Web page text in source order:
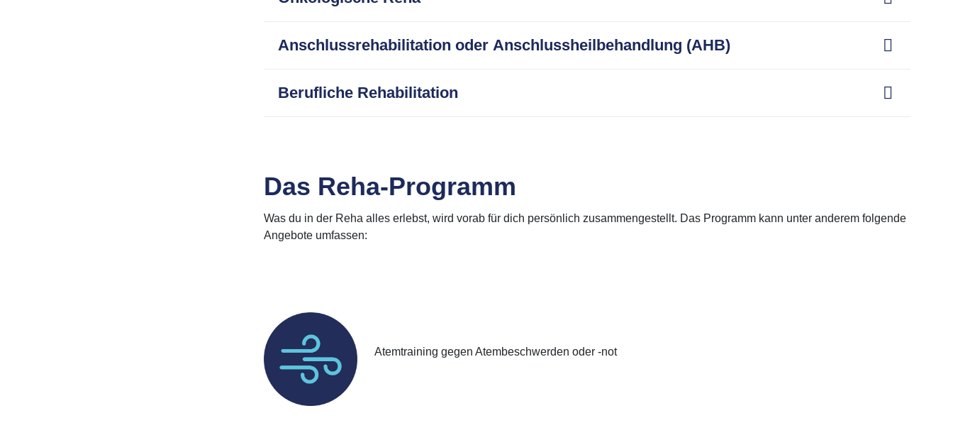
Anschlussrehabilitation oder Anschlussheilbehandlung (AHB)
Berufliche Rehabilitation
Das Reha-Programm
Was du in der Reha alles erlebst, wird vorab für dich persönlich zusammengestellt. Das Programm kann unter anderem folgende
Angebote umfassen:
Atemtraining gegen Atembeschwerden oder -not